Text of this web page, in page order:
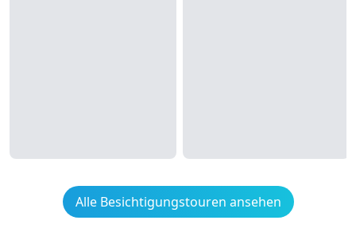
Alle Besichtigungstouren ansehen